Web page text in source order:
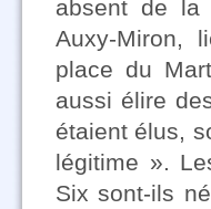
absent de la
Auxy-Miron,
place du
aussi élire
étaient élus,
légitime ».
Six sont-ils